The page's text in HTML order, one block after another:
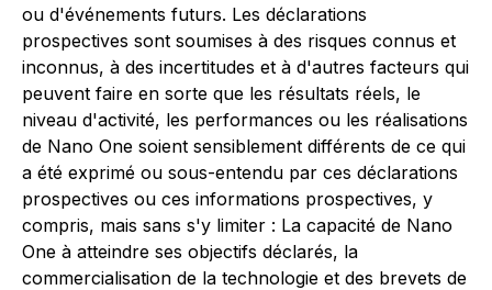
ou d'événements futurs. Les déclarations
prospectives sont soumises à des risques connus et
inconnus, à des incertitudes et à d'autres facteurs qui
peuvent faire en sorte que les résultats réels, le
niveau d'activité, les performances ou les réalisations
de Nano One soient sensiblement différents de ce qui
a été exprimé ou sous-entendu par ces déclarations
prospectives ou ces informations prospectives, y
compris, mais sans s'y limiter : La capacité de Nano
One à atteindre ses objectifs déclarés, la
commercialisation de la technologie et des brevets de